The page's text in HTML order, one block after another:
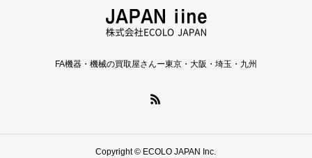
FA機器・機械の買取屋さんー東京・大阪・埼玉・九州
Copyright © ECOLO JAPAN Inc.